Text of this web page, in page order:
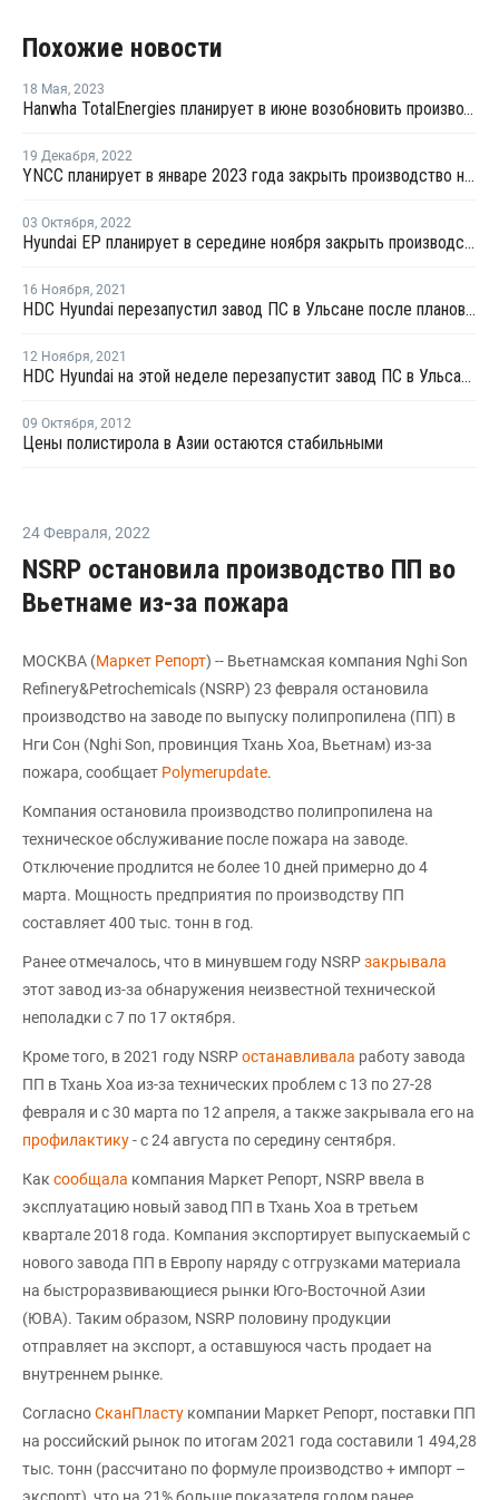
Похожие новости
18 Мая, 2023
Hanwha TotalEnergies планирует в июне возобновить производство стирола на линии №1 в Даэсане
19 Декабря, 2022
YNCC планирует в январе 2023 года закрыть производство на заводе №2 по выпуску ароматики в Йосу на ремонт
03 Октября, 2022
Hyundai EP планирует в середине ноября закрыть производство ПС в Ульсане
16 Ноября, 2021
HDC Hyundai перезапустил завод ПС в Ульсане после плановой профилактики
12 Ноября, 2021
HDC Hyundai на этой неделе перезапустит завод ПС в Ульсане после плановой профилактики
09 Октября, 2012
Цены полистирола в Азии остаются стабильными
24 Февраля, 2022
NSRP остановила производство ПП во
Вьетнаме из-за пожара
МОСКВА (Маркет Репорт) -- Вьетнамская компания Nghi Son
Refinery&Petrochemicals (NSRP) 23 февраля остановила
производство на заводе по выпуску полипропилена (ПП) в
Нги Сон (Nghi Son, провинция Тхань Хоа, Вьетнам) из-за
пожара, сообщает Polymerupdate.
Компания остановила производство полипропилена на
техническое обслуживание после пожара на заводе.
Отключение продлится не более 10 дней примерно до 4
марта. Мощность предприятия по производству ПП
составляет 400 тыс. тонн в год.
Ранее отмечалось, что в минувшем году NSRPзакрывала
этот завод из-за обнаружения неизвестной технической
неполадки с 7 по 17 октября.
Кроме того, в 2021 году NSRPостанавливала работу завода
ПП в Тхань Хоа из-за технических проблем с 13 по 27-28
февраля и с 30 марта по 12 апреля, а также закрывала его на
профилактику- с 24 августа по середину сентября.
Как сообщала компания Маркет Репорт, NSRP ввела в
эксплуатацию новый завод ПП в Тхань Хоа в третьем
квартале 2018 года. Компания экспортирует выпускаемый с
нового завода ПП в Европу наряду с отгрузками материала
на быстроразвивающиеся рынки Юго-Восточной Азии
(ЮВА). Таким образом, NSRP половину продукции
отправляет на экспорт, а оставшуюся часть продает на
внутреннем рынке.
СогласноСканПласту компании Маркет Репорт, поставки ПП
на российский рынок по итогам 2021 года составили 1 494,28
тыс. тонн (рассчитано по формуле производство + импорт –
экспорт), что на 21% больше показателя годом ранее.